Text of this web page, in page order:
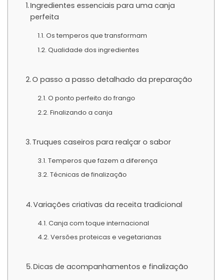
Ingredientes essenciais para uma canja
perfeita
Os temperos que transformam
Qualidade dos ingredientes
O passo a passo detalhado da preparação
O ponto perfeito do frango
Finalizando a canja
Truques caseiros para realçar o sabor
Temperos que fazem a diferença
Técnicas de finalização
Variações criativas da receita tradicional
Canja com toque internacional
Versões proteicas e vegetarianas
Dicas de acompanhamentos e finalização